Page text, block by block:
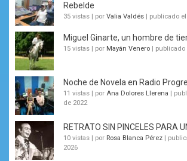
Rebelde
35 vistas por Valia Valdés publicado
Miguel Ginarte, un hombre de
15 vistas por Mayán Venero publicado
Noche de Novela en Radio
11 vistas por Ana Dolores Llerena
de 2022
RETRATO SIN PINCELES PARA
10 vistas por Rosa Blanca Pérez
2026